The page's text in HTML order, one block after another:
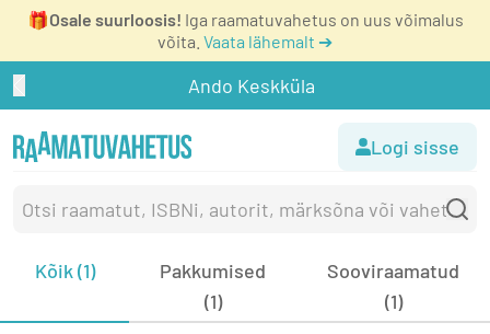
🎁Osale suurloosis! Iga raamatuvahetus on uus võimalus
võita. Vaata lähemalt ➔
Ando Keskküla
Logi sisse
Kõik (1)
Pakkumised
(1)
Sooviraamatud
(1)